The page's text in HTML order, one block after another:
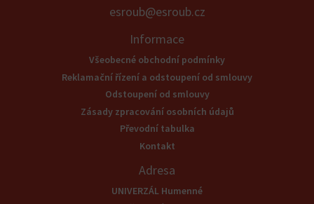
esroub@esroub.cz
Informace
Všeobecné obchodní podmínky
Reklamační řízení a odstoupení od smlouvy
Odstoupení od smlouvy
Zásady zpracování osobních údajů
Převodní tabulka
Kontakt
Adresa
UNIVERZÁL Humenné